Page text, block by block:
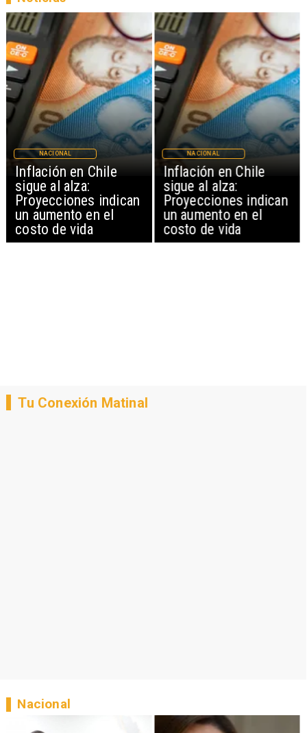
Inflación en Chile
sigue al alza:
Proyecciones indican
un aumento en el
costo de vida
NACIONAL
Inflación en Chile
sigue al alza:
Proyecciones indican
un aumento en el
costo de vida
NACIONAL
Tu Conexión Matinal
Nacional